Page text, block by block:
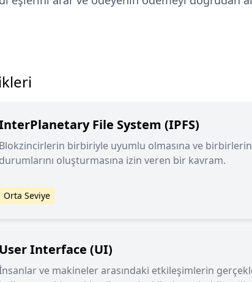
File System (IPFS)
birbiriyle uyumlu olmasına ve
oluşturmasına izin veren bir kavram.
Orta Seviye
Interface (UI)
ve makineler arasındaki etkileşimlerin